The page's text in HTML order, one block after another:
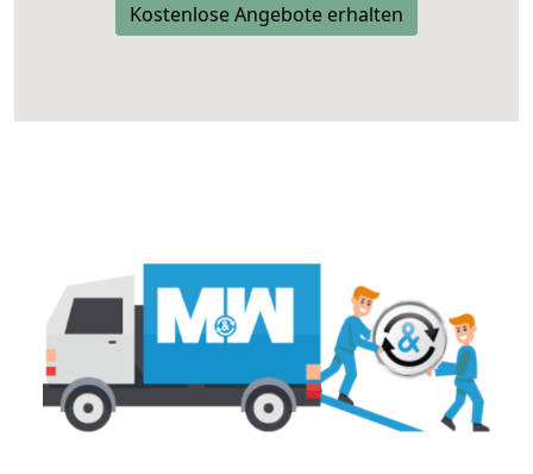
Kostenlose Angebote erhalten